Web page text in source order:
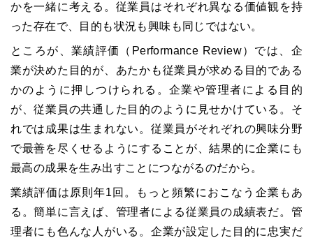
かを一緒に考える。従業員はそれぞれ異なる価値観を持
った存在で、目的も状況も興味も同じではない。
ところが、業績評価（Performance Review）では、企
業が決めた目的が、あたかも従業員が求める目的である
かのように押しつけられる。企業や管理者による目的
が、従業員の共通した目的のように見せかけている。そ
れでは成果は生まれない。従業員がそれぞれの興味分野
で最善を尽くせるようにすることが、結果的に企業にも
最高の成果を生み出すことにつながるのだから。
業績評価は原則年1回。もっと頻繁におこなう企業もあ
る。簡単に言えば、管理者による従業員の成績表だ。管
理者にも色んな人がいる。企業が設定した目的に忠実だ